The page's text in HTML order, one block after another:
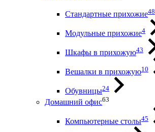
Стандартные прихожие48
Модульные прихожие4
Шкафы в прихожую43
Вешалки в прихожую10
Обувницы24
Домашний офис63
Компьютерные столы45